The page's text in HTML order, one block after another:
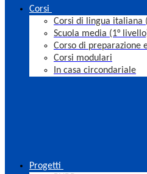
Corsi
Corsi di lingua italiana
Scuola media (1°
Corso di preparazione
Corsi modulari
In casa circondariale
Progetti